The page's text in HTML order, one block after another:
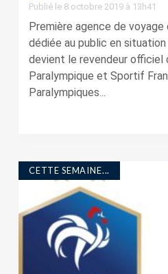
Publié le 8 octobre 2019 à 13h41
Première agence de voyage
dédiée au public en situation
devient le revendeur officiel
Paralympique et Sportif
Paralympiques...
CETTE SEMAINE...